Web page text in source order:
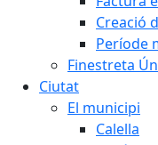
Creació
Període
Finestreta
Ciutat
El municipi
Calella